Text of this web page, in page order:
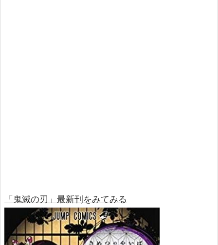
「鬼滅の刃」最新刊をみてみる